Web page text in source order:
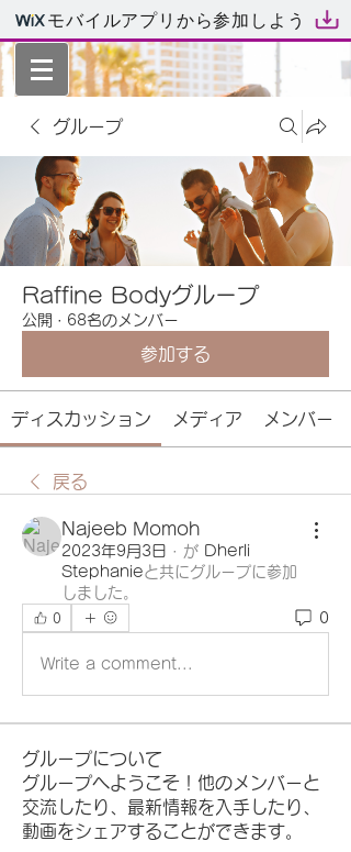
モバイルアプリから参加しよう
グループ
Raffine Bodyグループ
公開 · 68名のメンバー
参加する
ディスカッション メディア メンバー
戻る
Najeeb Momoh
2023年9月3日 · が
Dherli
Stephanieと共にグループに参加
しました。
0 0
Write a comment...
グループについて
グループへようこそ！他のメンバーと
交流したり、最新情報を入手したり、
動画をシェアすることができます。